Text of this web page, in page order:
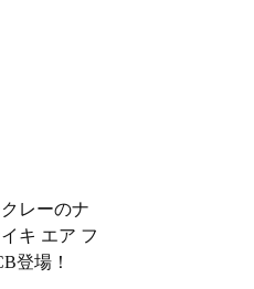
レーのナ
キ エア フ
登場！